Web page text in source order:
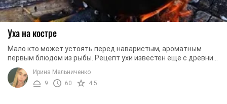
Уха на костре
Мало кто может устоять перед наваристым, ароматным
первым блюдом из рыбы. Рецепт ухи известен еще с древних
времен. Тогда ее готовили исключительно в ...
Ирина Мельниченко
9
60 4.5